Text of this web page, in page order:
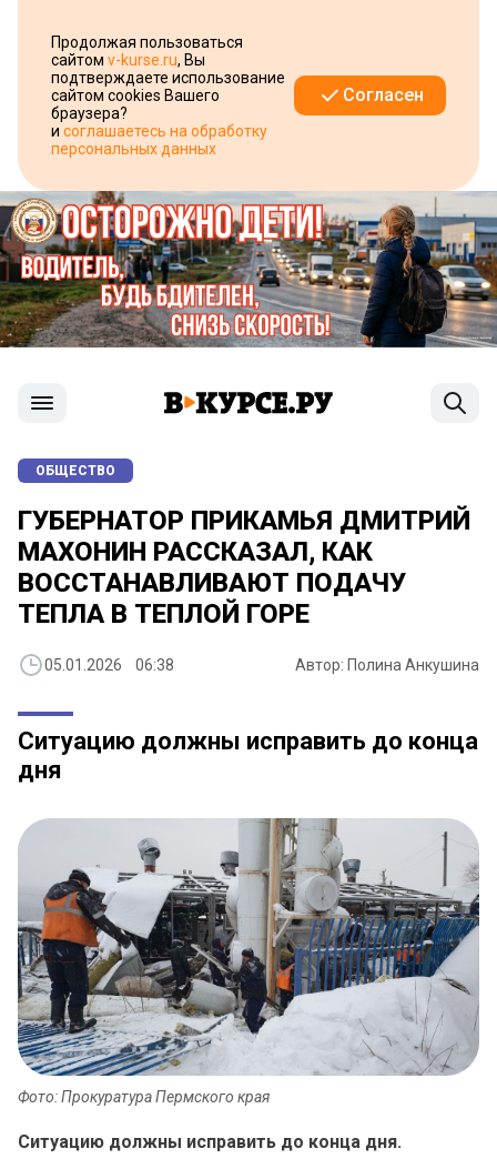
Продолжая пользоваться
сайтом v-kurse.ru, Вы
подтверждаете использование
сайтом cookies Вашего
браузера?
и соглашаетесь на обработку
персональных данных
Согласен
ОБЩЕСТВО
ГУБЕРНАТОР ПРИКАМЬЯ ДМИТРИЙ
МАХОНИН РАССКАЗАЛ, КАК
ВОССТАНАВЛИВАЮТ ПОДАЧУ
ТЕПЛА В ТЕПЛОЙ ГОРЕ
05.01.2026 06:38 Автор: Полина Анкушина
Ситуацию должны исправить до конца
дня
Фото: Прокуратура Пермского края
Ситуацию должны исправить до конца дня.